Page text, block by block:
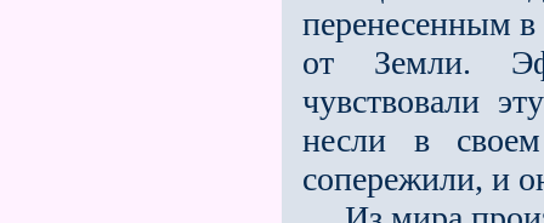
перенесенным
от Земли.
чувствовали
несли в
сопережили, и